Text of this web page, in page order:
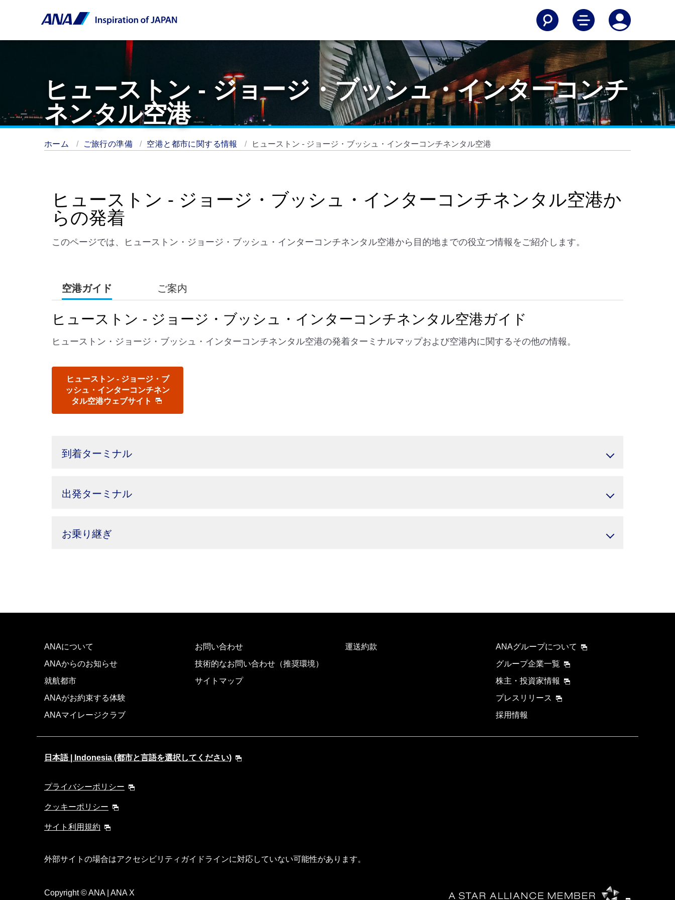
ヒューストン - ジョージ・ブッシュ・インターコンチ
ネンタル空港
ホーム ご旅行の準備 空港と都市に関する情報 ヒューストン - ジョージ・ブッシュ・インターコンチネンタル空港
ヒューストン - ジョージ・ブッシュ・インターコンチネンタル空港か
らの発着
このページでは、ヒューストン・ジョージ・ブッシュ・インターコンチネンタル空港から目的地までの役立つ情報をご紹介します。
空港ガイド ご案内
ヒューストン - ジョージ・ブッシュ・インターコンチネンタル空港ガイド
ヒューストン・ジョージ・ブッシュ・インターコンチネンタル空港の発着ターミナルマップおよび空港内に関するその他の情報。
ヒューストン - ジョージ・ブ
ッシュ・インターコンチネン
タル空港ウェブサイト
到着ターミナル
出発ターミナル
お乗り継ぎ
ANAについて
ANAからのお知らせ
就航都市
ANAがお約束する体験
ANAマイレージクラブ
お問い合わせ
技術的なお問い合わせ（推奨環境）
サイトマップ
運送約款
ANAグループについて
グループ企業一覧
株主・投資家情報
プレスリリース
採用情報
日本語 | Indonesia (都市と言語を選択してください)
プライバシーポリシー
クッキーポリシー
サイト利用規約
外部サイトの場合はアクセシビリティガイドラインに対応していない可能性があります。
Copyright© ANA | ANA X